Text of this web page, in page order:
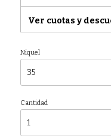
Ver cuotas y
Niquel
Cantidad